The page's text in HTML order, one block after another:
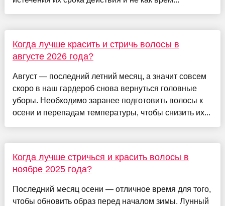
Когда лучше красить и стричь волосы в
августе 2026 года?
Август — последний летний месяц, а значит совсем
скоро в наш гардероб снова вернуться головные
уборы. Необходимо заранее подготовить волосы к
осени и перепадам температуры, чтобы снизить их...
Когда лучше стричься и красить волосы в
ноябре 2025 года?
Последний месяц осени — отличное время для того,
чтобы обновить образ перед началом зимы. Лунный